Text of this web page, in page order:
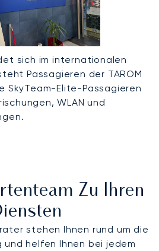
sich im internationalen
Passagieren der TAROM
SkyTeam-Elite-Passagieren
WLAN und
Zu Ihren
stehen Ihnen rund um die
und helfen Ihnen bei jedem